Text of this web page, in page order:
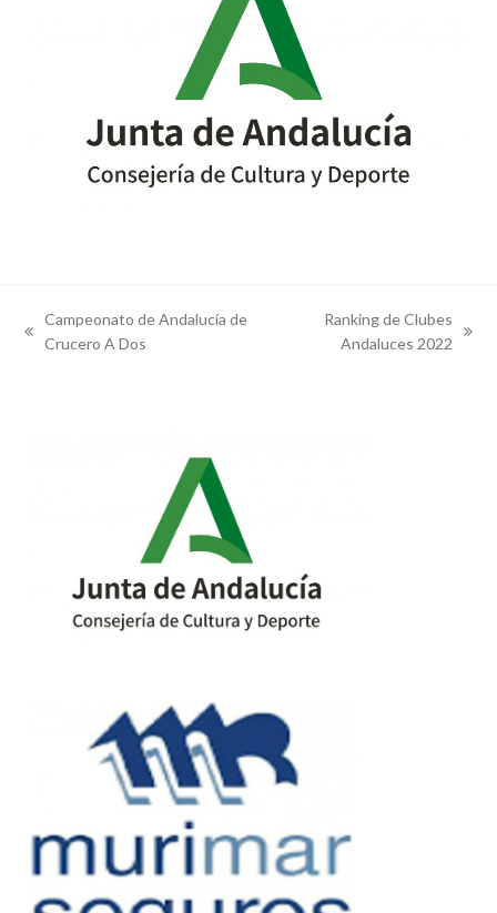
previous
Campeonato de Andalucía de
Crucero A Dos
Ranking de Clubes
Andaluces 2022